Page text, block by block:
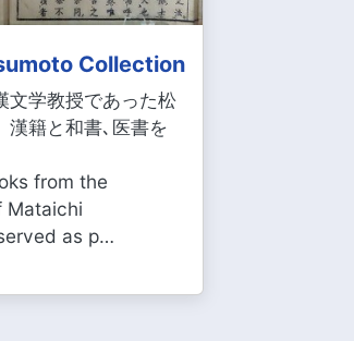
Collection
文学教授であった松
漢籍と和書､医書を
from the
Mataichi
as p…